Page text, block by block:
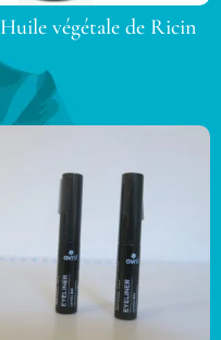
Huile végétale de Ricin